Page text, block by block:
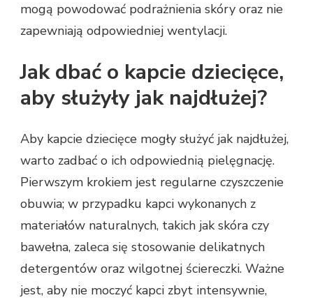
mogą powodować podrażnienia skóry oraz nie
zapewniają odpowiedniej wentylacji.
Jak dbać o kapcie dziecięce,
aby służyły jak najdłużej?
Aby kapcie dziecięce mogły służyć jak najdłużej,
warto zadbać o ich odpowiednią pielęgnację.
Pierwszym krokiem jest regularne czyszczenie
obuwia; w przypadku kapci wykonanych z
materiałów naturalnych, takich jak skóra czy
bawełna, zaleca się stosowanie delikatnych
detergentów oraz wilgotnej ściereczki. Ważne
jest, aby nie moczyć kapci zbyt intensywnie,